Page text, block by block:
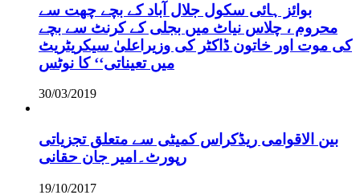
بوائز ہائی سکول جلال آباد کے بچے چھت سے
محروم ، چلاس نیاٹ میں بجلی کے کرنٹ سے بچے
کی موت اور خاتون ڈاکٹر کی وزیراعلیٰ سیکریٹریٹ
میں تعیناتی‘‘ کا نوٹس
30/03/2019
بین الاقوامی ریڈکراس کمیٹی سے متعلق تجزیاتی
رپورٹ۔امیر جان حقانی
19/10/2017